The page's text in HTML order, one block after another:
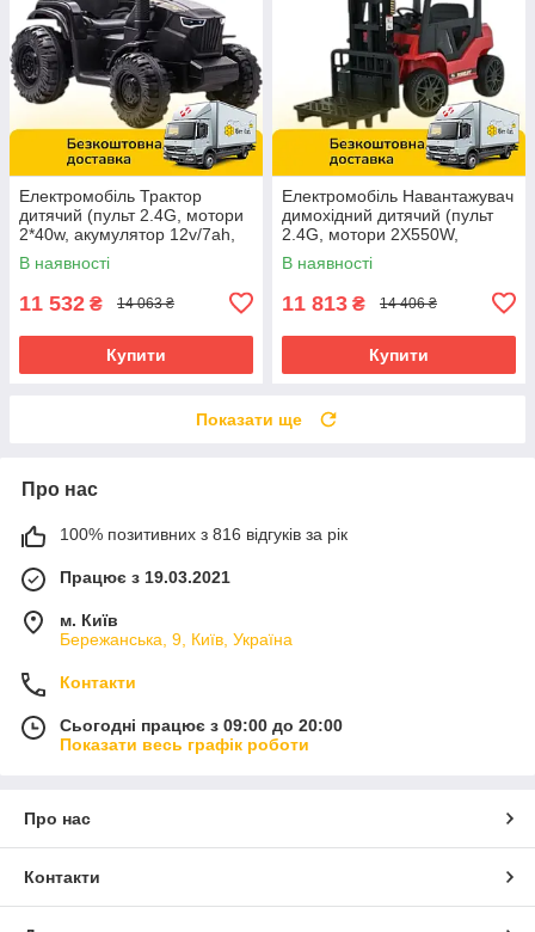
Електромобіль Трактор
дитячий (пульт 2.4G, мотори
2*40w, акумулятор 12v/7ah,
MP3, USB) CJ000A Чорний
В наявності
11 532 ₴ 14 063 ₴
Купити
Електромобіль Навантажувач
димохідний дитячий (пульт
2.4G, мотори 2X550W,
акумулятор 12V7AH, USB,
Mp3, підсвітка) BLS08
В наявності
11 813 ₴ 14 406 ₴
Купити
Показати ще
Про нас
100% позитивних з 816 відгуків за рік
Працює з 19.03.2021
м. Київ
Бережанська, 9, Київ, Україна
Контакти
Сьогодні працює з 09:00 до 20:00
Показати весь графік роботи
Про нас
Контакти